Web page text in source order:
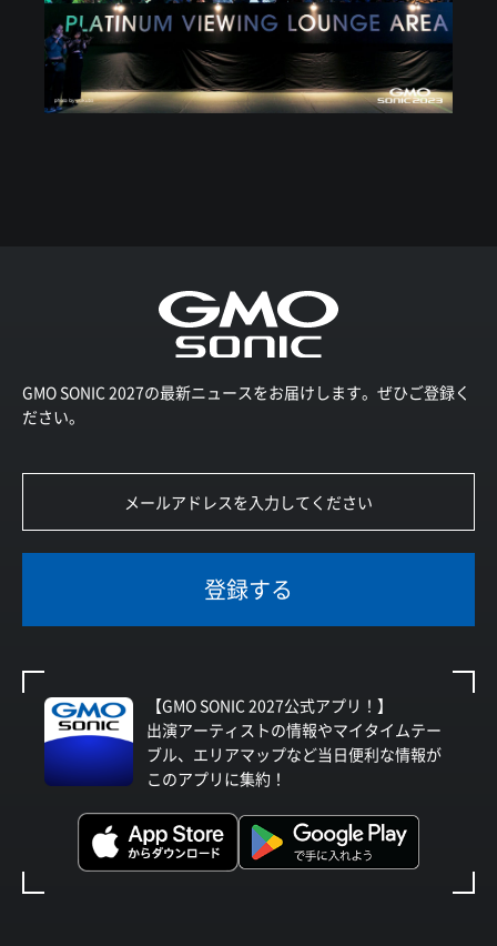
GMO SONIC 2027の最新ニュースをお届けします。ぜひご登録く
ださい。
登録する
【GMO SONIC 2027公式アプリ！】
出演アーティストの情報やマイタイムテー
ブル、エリアマップなど当日便利な情報が
このアプリに集約！